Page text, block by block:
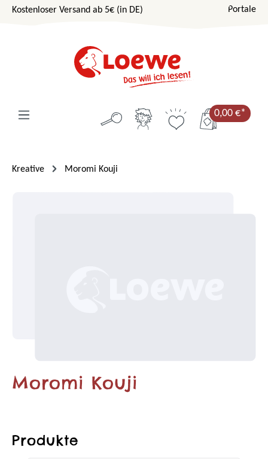
Zum Hauptinhalt springen
Kostenloser Versand ab 5€ (in DE) Portale
0,00 €*
Kreative Moromi Kouji
Moromi Kouji
Produkte